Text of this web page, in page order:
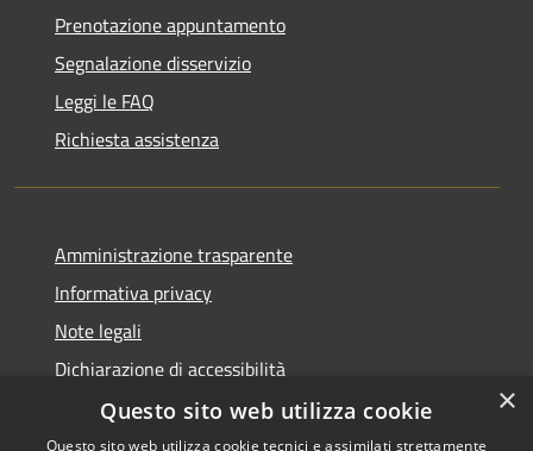
Prenotazione appuntamento
Segnalazione disservizio
Leggi le FAQ
Richiesta assistenza
Amministrazione trasparente
Informativa privacy
Note legali
Dichiarazione di accessibilità
×
Questo sito web utilizza cookie
Questo sito web utilizza cookie tecnici e assimilati strettamente